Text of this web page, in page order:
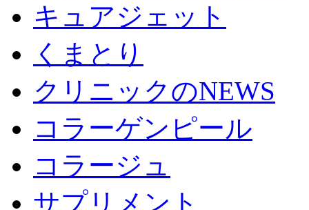
キュアジェット
くまとり
クリニックのNEWS
コラーゲンピール
コラージュ
サプリメント